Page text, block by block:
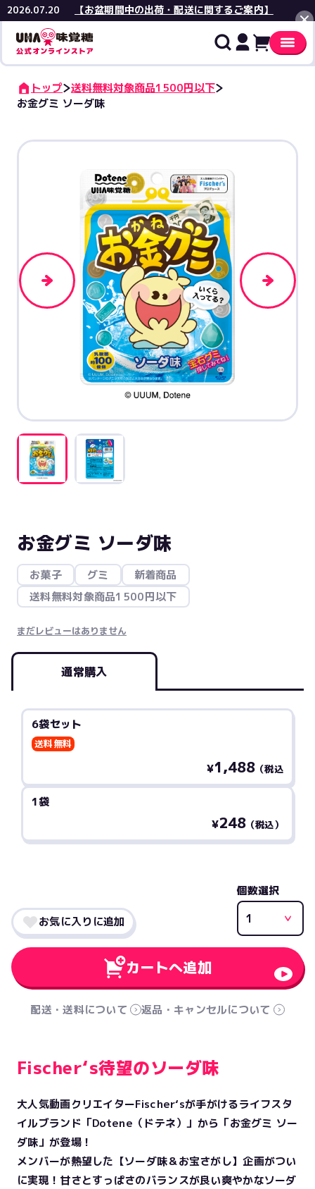
2026.07.20 【お盆期間中の出荷・配送に関するご案内】
閉じる
トップ 送料無料対象商品1500円以下
お金グミ ソーダ味
お金グミ ソーダ味
お菓子 グミ
新着商品
送料無料対象商品1500円以下
まだレビューはありません
通常購入
6袋セット
送料無料
¥1,488 （税込
1袋
¥248（税込）
個数選択
カートへ追加
お気に入りに追加
配送・送料について 返品・キャンセルについて
Fischer‘s待望のソーダ味
大人気動画クリエイターFischer‘sが手がけるライフスタ
イルブランド「Dotene（ドテネ）」から「お金グミ ソー
ダ味」が登場！
メンバーが熱望した【ソーダ味＆お宝さがし】企画がつい
に実現！甘さとすっぱさのバランスが良い爽やかなソーダ